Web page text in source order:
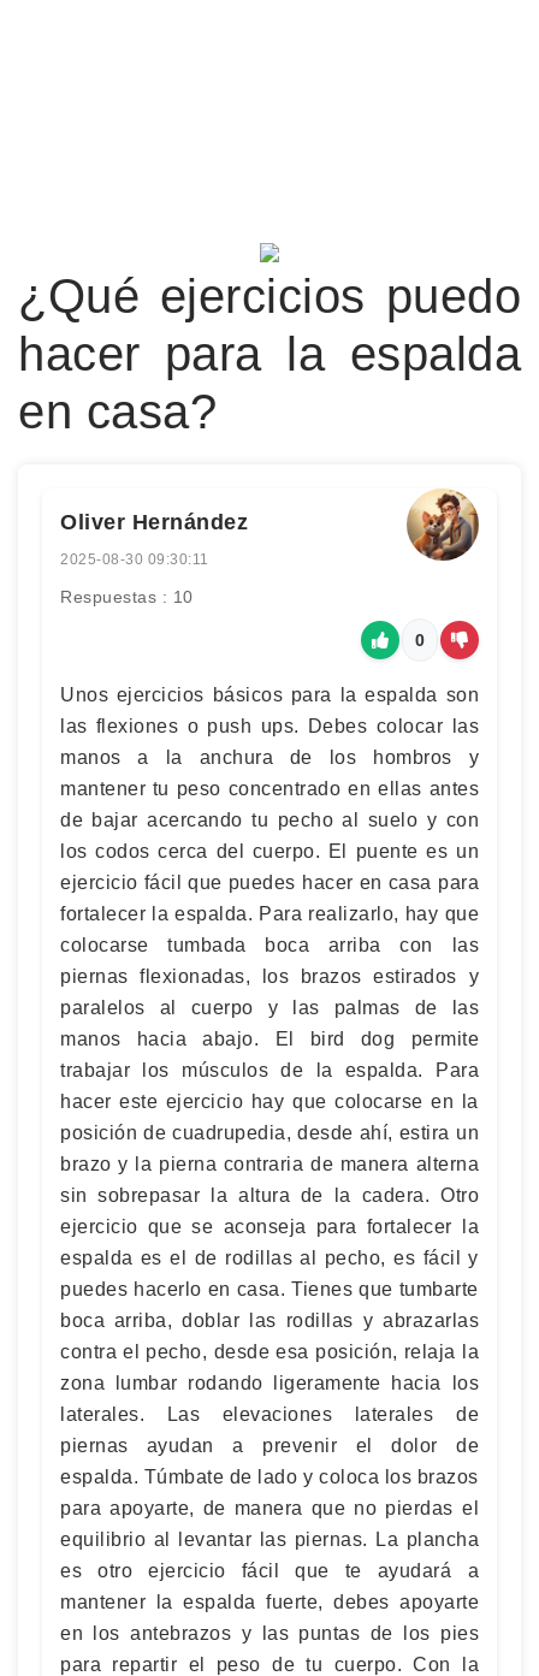
¿Qué ejercicios puedo
hacer para la espalda
en casa?
Oliver Hernández
2025-08-30 09:30:11
Respuestas : 10
0
Unos ejercicios básicos para la espalda son
las flexiones o push ups. Debes colocar las
manos a la anchura de los hombros y
mantener tu peso concentrado en ellas antes
de bajar acercando tu pecho al suelo y con
los codos cerca del cuerpo. El puente es un
ejercicio fácil que puedes hacer en casa para
fortalecer la espalda. Para realizarlo, hay que
colocarse tumbada boca arriba con las
piernas flexionadas, los brazos estirados y
paralelos al cuerpo y las palmas de las
manos hacia abajo. El bird dog permite
trabajar los músculos de la espalda. Para
hacer este ejercicio hay que colocarse en la
posición de cuadrupedia, desde ahí, estira un
brazo y la pierna contraria de manera alterna
sin sobrepasar la altura de la cadera. Otro
ejercicio que se aconseja para fortalecer la
espalda es el de rodillas al pecho, es fácil y
puedes hacerlo en casa. Tienes que tumbarte
boca arriba, doblar las rodillas y abrazarlas
contra el pecho, desde esa posición, relaja la
zona lumbar rodando ligeramente hacia los
laterales. Las elevaciones laterales de
piernas ayudan a prevenir el dolor de
espalda. Túmbate de lado y coloca los brazos
para apoyarte, de manera que no pierdas el
equilibrio al levantar las piernas. La plancha
es otro ejercicio fácil que te ayudará a
mantener la espalda fuerte, debes apoyarte
en los antebrazos y las puntas de los pies
para repartir el peso de tu cuerpo. Con la